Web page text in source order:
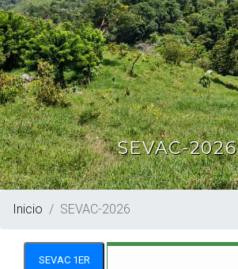
SEVAC-2026
Inicio SEVAC-2026
SEVAC 1ER